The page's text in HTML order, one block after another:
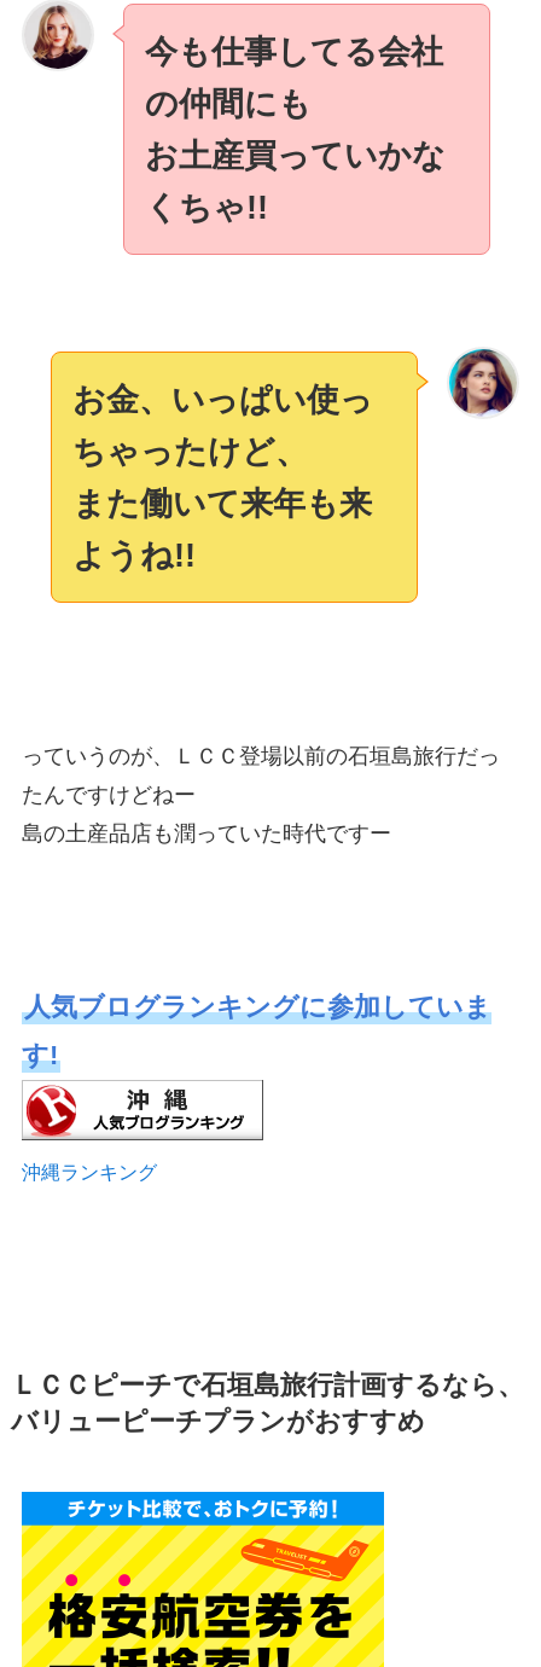
今も仕事してる会社
の仲間にも
お土産買っていかな
くちゃ!!
お金、いっぱい使っ
ちゃったけど、
また働いて来年も来
ようね!!
っていうのが、ＬＣＣ登場以前の石垣島旅行だっ
たんですけどねー
島の土産品店も潤っていた時代ですー
人気ブログランキングに参加していま
す!
沖縄ランキング
ＬＣＣピーチで石垣島旅行計画するなら、
バリューピーチプランがおすすめ